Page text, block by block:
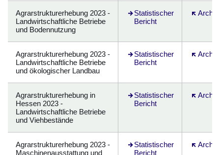
Agrarstrukturerhebung 2023 -
Landwirtschaftliche Betriebe
und Bodennutzung
Statistischer
Bericht
Öffnet sich in einem neuen
Archiv
Öffnet
Agrarstrukturerhebung 2023 -
Landwirtschaftliche Betriebe
und ökologischer Landbau
Statistischer
Bericht
Öffnet sich in einem neuen
Archiv
Öffnet
Agrarstrukturerhebung in
Hessen 2023 -
Landwirtschaftliche Betriebe
und Viehbestände
Statistischer
Bericht
Öffnet sich in einem neuen
Archiv
Öffnet
Agrarstrukturerhebung 2023 -
Maschinenausstattung und
Statistischer
Bericht
Archiv
Öffnet